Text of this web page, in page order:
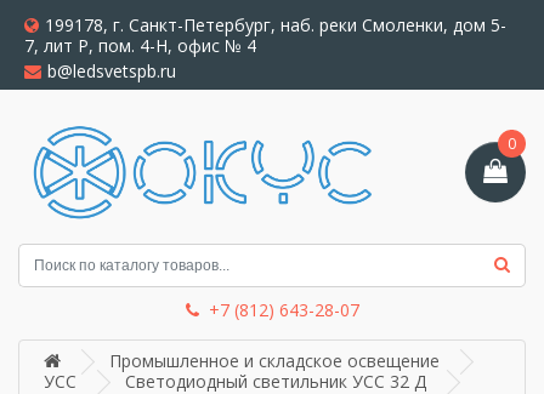
199178, г. Санкт-Петербург, наб. реки Смоленки, дом 5-
7, лит Р, пом. 4-Н, офис № 4
b@ledsvetspb.ru
+7 (812) 643-28-07
0
Промышленное и складское освещение
УСС
Светодиодный светильник УСС 32 Д